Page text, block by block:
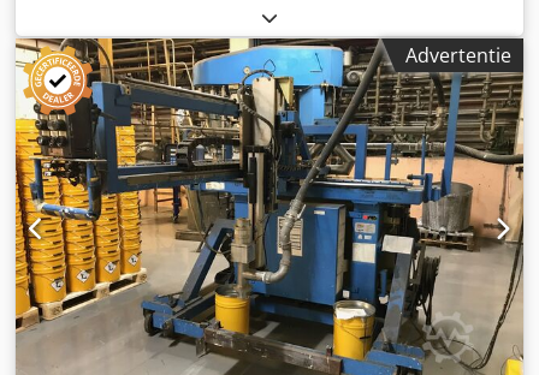
, ingangsspanning:
Uitrusting:documentatie / handleiding, Wij bieden deze
gebruikte Alfred Gruber GmbH flesvullijn ARFD 6/11 aan,
inclusief spoelmachine en RingBull Off dopsluitmachine,
bouwjaar 2020. Fabrikant: Alfred Gruber GmbH Type:
Flesvullijn ARFD 6/11 Bouwjaar: 2020 Fabrieknummer:
2020044 Ordernummer: 5728 Capaciteit: 1100 flessen/uur
Inhoud per fles: 0,33 liter Nominaal stroom: 16 A Nominale
spanning: 3×400 V/N/PE Frequentie: 50 Hz 1 stuk
Volautomatische fles-spoelmachine, geïntegreerd in de
installatie Lineaire elektro-pneumatische fles-
spoelmachine met 2x6 spuitkoppen, geschikt voor flessen
Geschikt voor cilindervormige flessen: Hoogte: 170-300 mm
Diameter: ø 58-90 mm 1 stuk Waterfilterinstallatie voor de
fles-spoelmachine 1.0μ en 0.45μ filters met behuizing
Advertentie